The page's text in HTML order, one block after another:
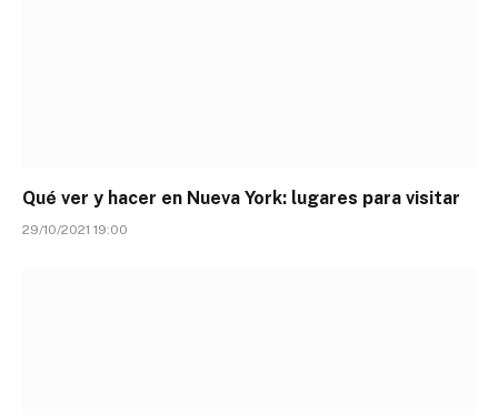
Qué ver y hacer en Nueva York: lugares para visitar
29/10/2021 19:00